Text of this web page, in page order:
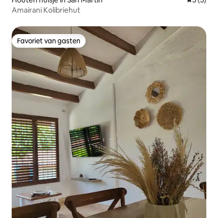
Amairani Kolibriehut
Favoriet van gasten
Favoriet van gasten